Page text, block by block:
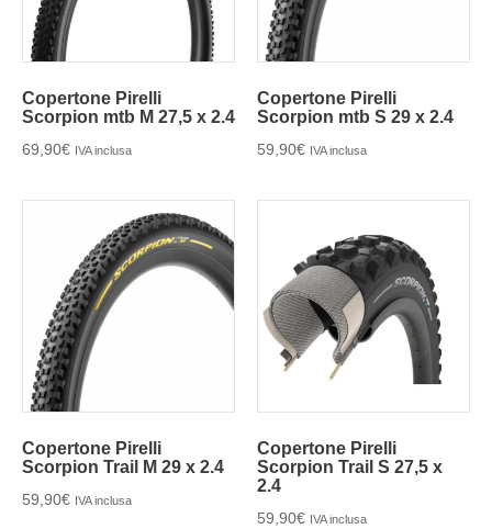
Copertone Pirelli
Scorpion mtb M 27,5 x 2.4
69,90€ IVA inclusa
Copertone Pirelli
Scorpion mtb S 29 x 2.4
59,90€ IVA inclusa
Copertone Pirelli
Scorpion Trail M 29 x 2.4
59,90€ IVA inclusa
Copertone Pirelli
Scorpion Trail S 27,5 x
2.4
59,90€ IVA inclusa